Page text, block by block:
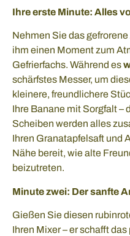
Ihre erste Minute: Alles
Nehmen Sie das
ihm einen Moment zum
Gefrierfachs. Während es
schärfstes Messer, um
kleinere, freundlichere
Ihre Banane mit Sorgfalt –
Scheiben werden alles
Ihren Granatapfelsaft und
Nähe bereit, wie alte
beizutreten.
Minute zwei: Der sanfte
Gießen Sie diesen
Ihren Mixer – er schafft